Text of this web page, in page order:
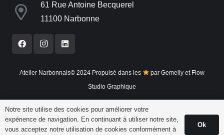
61 Rue Antoine Becquerel
11100 Narbonne
Atelier Narbonnais© 2024 Propulsé dans les parGemelly et Flow
Studio Graphique
Mentions Légales
Notre site utilise des cookies pour améliorer votre
expérience de navigation. En continuant à utiliser notre site,
vous acceptez notre utilisation de cookies conformément à
Ok